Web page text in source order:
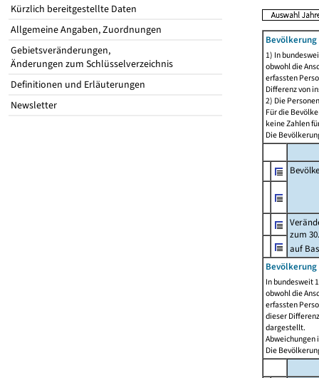
Kürzlich bereitgestellte Daten
Allgemeine Angaben, Zuordnungen
Gebietsveränderungen,
Änderungen zum Schlüsselverzeichnis
Definitionen und Erläuterungen
Newsletter
1) In
obwohl die
erfassten
Differenz von
2) Die
Für die
keine Zahlen
Die
zum
auf
Bevölkerung
In bundesweit
obwohl die
erfassten
dieser
dargestellt.
Abweichungen
Die